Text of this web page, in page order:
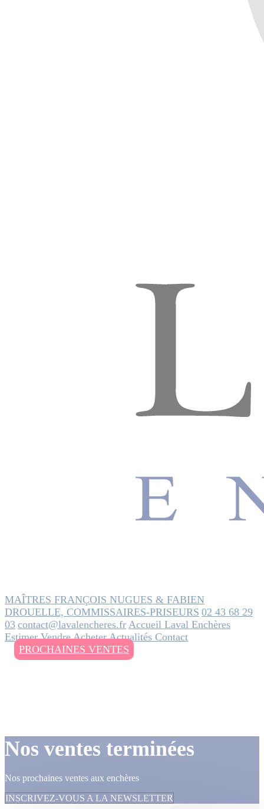
MAÎTRES FRANÇOIS NUGUES & FABIEN
DROUELLE, COMMISSAIRES-PRISEURS 02 43 68 29
03 contact@lavalencheres.fr Accueil Laval Enchères
EstimerVendreAcheterActualités Contact
PROCHAINES VENTES
Nos ventes terminées
Nos prochaines ventes aux enchères
INSCRIVEZ-VOUS A LA NEWSLETTER